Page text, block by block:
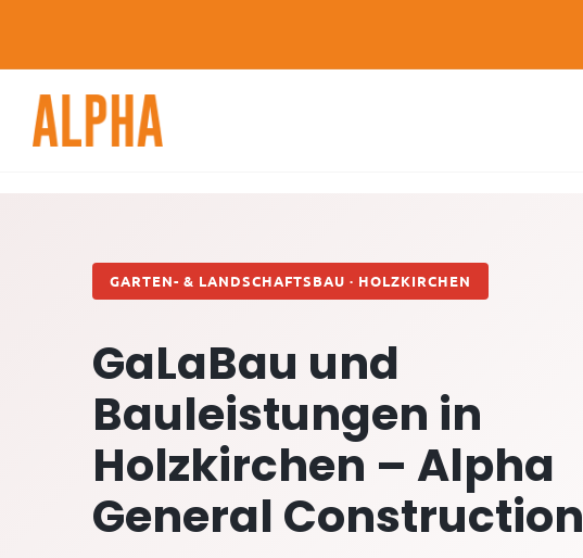
content
GARTEN- & LANDSCHAFTSBAU · HOLZKIRCHEN
GaLaBau und
Bauleistungen in
Holzkirchen – Alpha
General Construction